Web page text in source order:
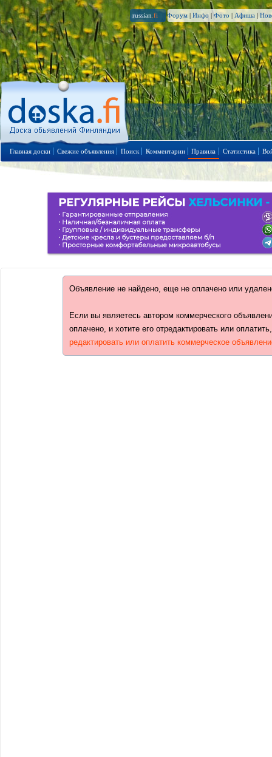
russian .fi Форум | Инфо | Фото | Афиша |
Главная доски Свежие объявления Поиск Комментарии Правила Статистика
Объявление не найдено, еще не оплачено или
Если вы являетесь автором коммерческого
оплачено, и хотите его отредактировать или
редактировать или оплатить коммерческое